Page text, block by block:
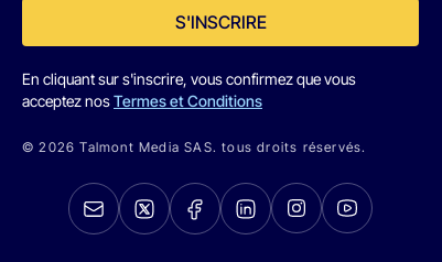
S'INSCRIRE
En cliquant sur s'inscrire, vous confirmez que vous
acceptez nosTermes et Conditions
© 2026 Talmont Media SAS. tous droits réservés.